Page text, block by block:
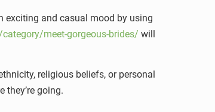
exciting and casual mood by using
meet-gorgeous-brides/ will
religious beliefs, or personal
they’re going.